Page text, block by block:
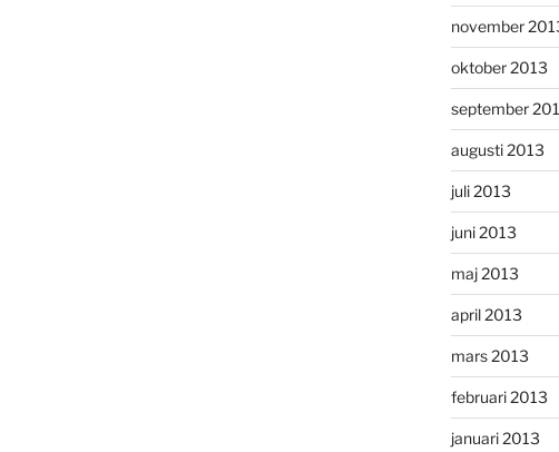
november
oktober 2013
september
augusti 2013
juli 2013
juni 2013
maj 2013
april 2013
mars 2013
februari 2013
januari 2013